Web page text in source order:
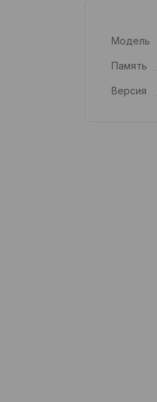
Модель
Память
Версия